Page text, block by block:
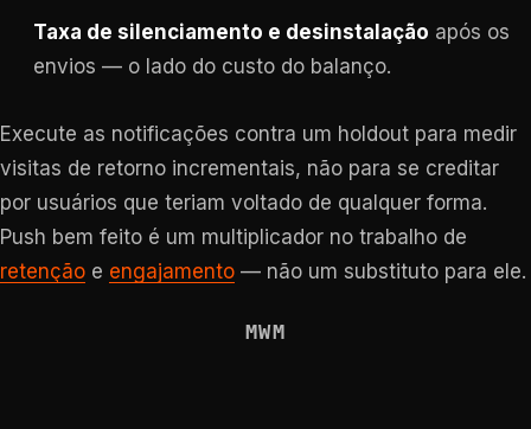
Taxa de silenciamento e desinstalação após os
envios — o lado do custo do balanço.
Execute as notificações contra um holdout para medir
visitas de retorno incrementais, não para se creditar
por usuários que teriam voltado de qualquer forma.
Push bem feito é um multiplicador no trabalho de
retenção e engajamento — não um substituto para ele.
MWM